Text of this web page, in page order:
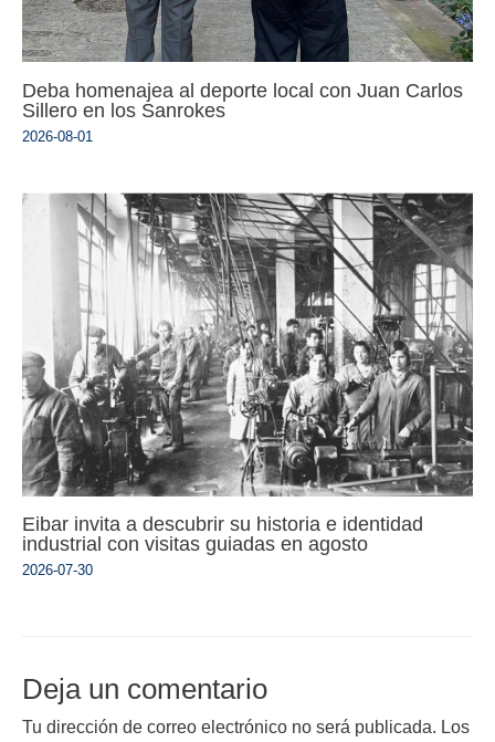
Deba homenajea al deporte local con Juan Carlos
Sillero en los Sanrokes
2026-08-01
Eibar invita a descubrir su historia e identidad
industrial con visitas guiadas en agosto
2026-07-30
Deja un comentario
Tu dirección de correo electrónico no será publicada. Los